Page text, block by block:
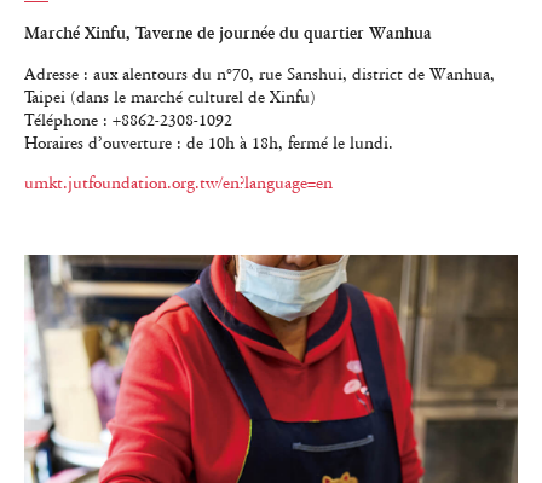
Marché Xinfu, Taverne de journée du quartier Wanhua
Adresse : aux alentours du n°70, rue Sanshui, district de Wanhua,
Taipei (dans le marché culturel de Xinfu)
Téléphone : +8862-2308-1092
Horaires d’ouverture : de 10h à 18h, fermé le lundi.
umkt.jutfoundation.org.tw/en?language=en